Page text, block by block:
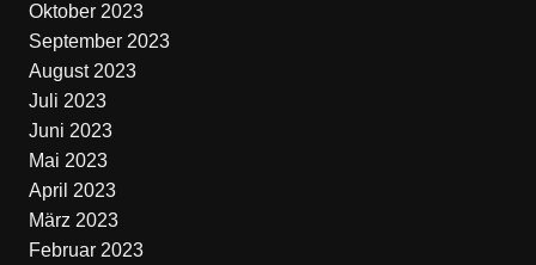
Oktober 2023
September 2023
August 2023
Juli 2023
Juni 2023
Mai 2023
April 2023
März 2023
Februar 2023